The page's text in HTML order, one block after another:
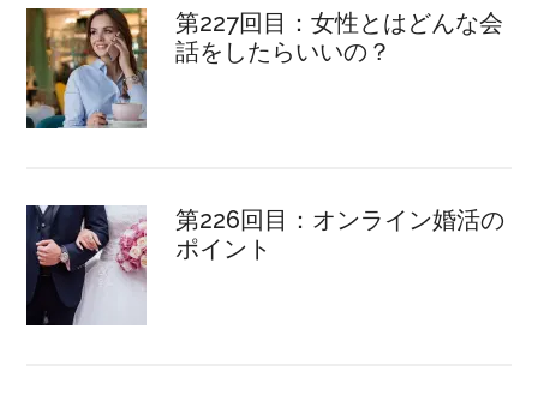
第227回目：女性とはどんな会
話をしたらいいの？
第226回目：オンライン婚活の
ポイント